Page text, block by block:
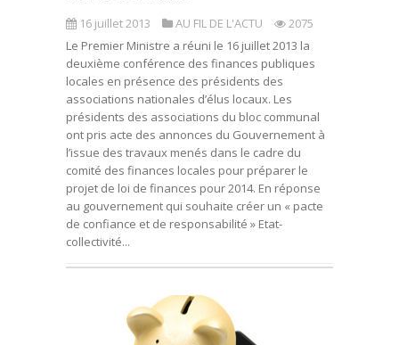
16 juillet 2013 AU FIL DE L'ACTU
2075
Le Premier Ministre a réuni le 16 juillet 2013 la
deuxième conférence des finances publiques
locales en présence des présidents des
associations nationales d’élus locaux. Les
présidents des associations du bloc communal
ont pris acte des annonces du Gouvernement à
l’issue des travaux menés dans le cadre du
comité des finances locales pour préparer le
projet de loi de finances pour 2014. En réponse
au gouvernement qui souhaite créer un « pacte
de confiance et de responsabilité » Etat-
collectivité...